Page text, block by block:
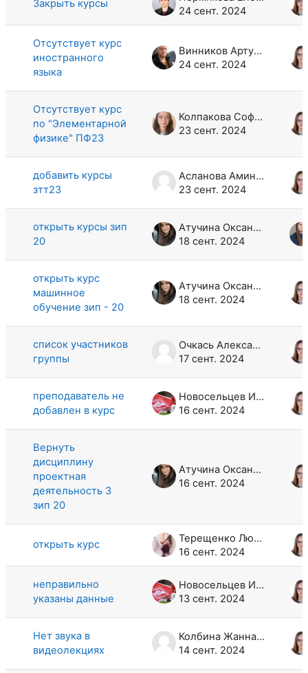
Закрыть курсы
24 сент. 2024
Отсутствует курс
иностранного
языка
Винников Артур Александрович
24 сент. 2024
Отсутствует курс
по "Элементарной
физике" ПФ23
Колпакова Софья Денисовна
23 сент. 2024
добавить курсы
зтт23
Асланова Амина Ражидиновна
23 сент. 2024
открыть курсы зип
20
Атучина Оксана Андреевна
18 сент. 2024
открыть курс
машинное
обучение зип - 20
Атучина Оксана Андреевна
18 сент. 2024
список участников
группы
Очкась Александр Михайлович
17 сент. 2024
преподаватель не
добавлен в курс
Новосельцев Иван Николаевич
16 сент. 2024
Вернуть
дисциплину
проектная
деятельность 3
зип 20
Атучина Оксана Андреевна
16 сент. 2024
открыть курс
Терещенко Людмила Вячеславовна
16 сент. 2024
неправильно
указаны данные
Новосельцев Иван Николаевич
13 сент. 2024
Нет звука в
видеолекциях
Колбина Жанна Рафисовна
14 сент. 2024